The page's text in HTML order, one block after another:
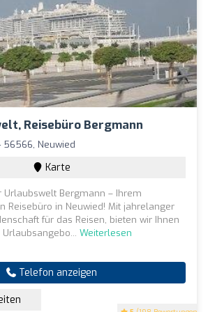
Reisebüro Bergmann
56566, Neuwied
Karte
Bergmann – Ihrem
Reisebüro in Neuwied! Mit jahrelanger
für das Reisen, bieten wir Ihnen
Weiterlesen
Telefon anzeigen